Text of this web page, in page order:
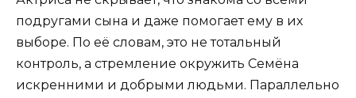
подругами сына и даже помогает ему в их
выборе. По её словам, это не тотальный
контроль, а стремление окружить Семёна
искренними и добрыми людьми. Параллельно